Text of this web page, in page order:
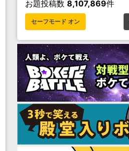
お題投稿数 8,107,869件
セーフモード オン